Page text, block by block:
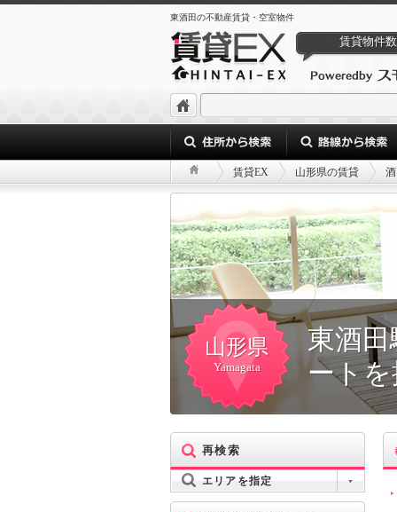
東酒田の不動産賃貸・空室物件
賃貸物件数
賃貸EX 山形県の賃貸
山形県
Yamagata
東酒
ート
再検索
エリアを指定